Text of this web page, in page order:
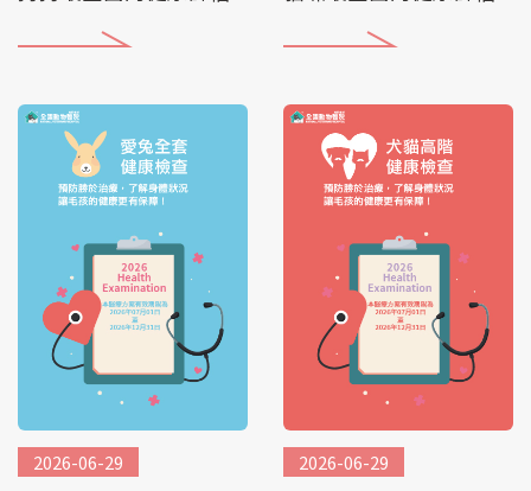
2026-06-29 2026-06-29